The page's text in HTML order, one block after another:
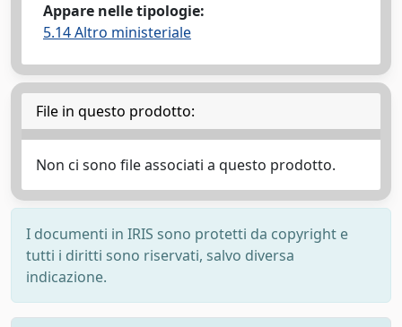
Appare nelle tipologie:
5.14 Altro ministeriale
File in questo prodotto:
Non ci sono file associati a questo prodotto.
I documenti in IRIS sono protetti da copyright e
tutti i diritti sono riservati, salvo diversa
indicazione.